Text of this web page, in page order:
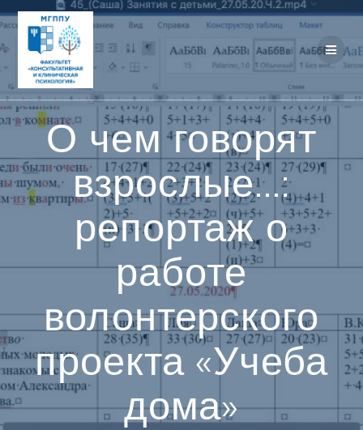
Перейти
к
О чем говорят
взрослые…:
репортаж о
работе
волонтерского
проекта «Учеба
дома»